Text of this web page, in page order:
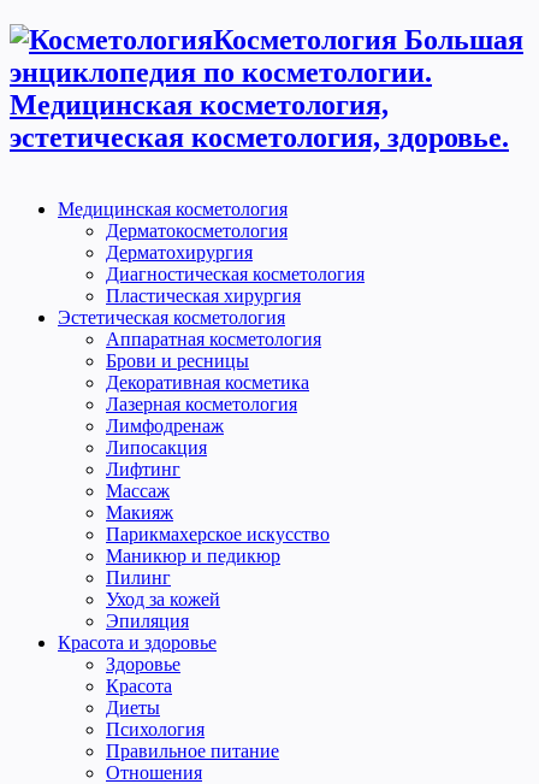
Косметология Большая
энциклопедия по косметологии.
Медицинская косметология,
эстетическая косметология, здоровье.
Медицинская косметология
Дерматокосметология
Дерматохирургия
Диагностическая косметология
Пластическая хирургия
Эстетическая косметология
Аппаратная косметология
Брови и ресницы
Декоративная косметика
Лазерная косметология
Лимфодренаж
Липосакция
Лифтинг
Массаж
Макияж
Парикмахерское искусство
Маникюр и педикюр
Пилинг
Уход за кожей
Эпиляция
Красота и здоровье
Здоровье
Красота
Диеты
Психология
Правильное питание
Отношения